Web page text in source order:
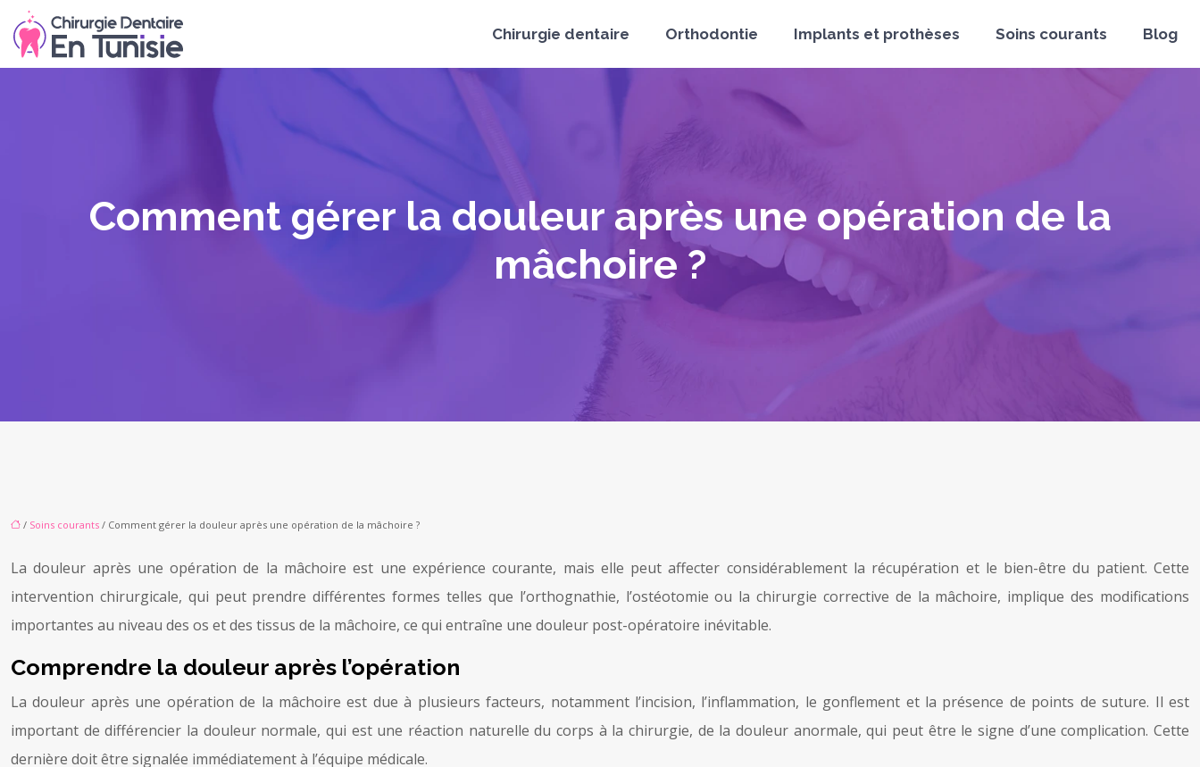
Chirurgie dentaire Orthodontie Implants et prothèses Soins courants Blog
Comment gérer la douleur après une opération de la
mâchoire ?
/ Soins courants / Comment gérer la douleur après une opération de la mâchoire ?
La douleur après une opération de la mâchoire est une expérience courante, mais elle peut affecter considérablement la récupération et le bien-être du patient. Cette
intervention chirurgicale, qui peut prendre différentes formes telles que l’orthognathie, l’ostéotomie ou la chirurgie corrective de la mâchoire, implique des modifications
importantes au niveau des os et des tissus de la mâchoire, ce qui entraîne une douleur post-opératoire inévitable.
Comprendre la douleur après l’opération
La douleur après une opération de la mâchoire est due à plusieurs facteurs, notamment l’incision, l’inflammation, le gonflement et la présence de points de suture. Il est
important de différencier la douleur normale, qui est une réaction naturelle du corps à la chirurgie, de la douleur anormale, qui peut être le signe d’une complication. Cette
dernière doit être signalée immédiatement à l’équipe médicale.